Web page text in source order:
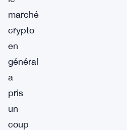
marché
crypto
en
général
a
pris
un
coup